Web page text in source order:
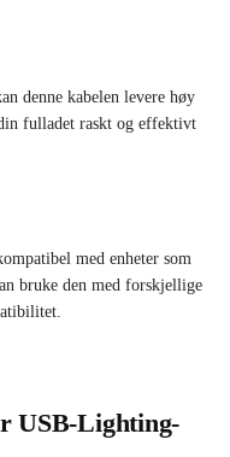
denne kabelen levere høy
fulladet raskt og effektivt
med enheter som
bruke den med forskjellige
USB-Lighting-